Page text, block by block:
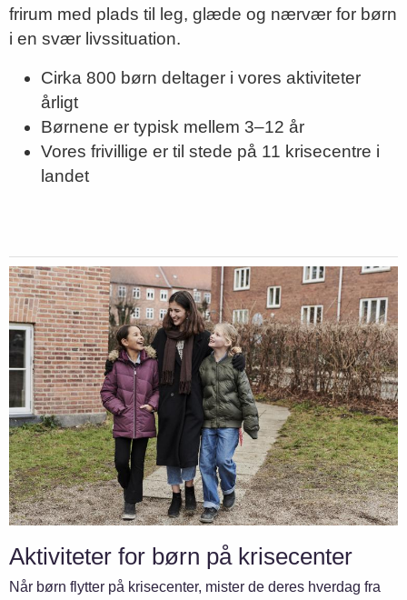
frirum med plads til leg, glæde og nærvær for børn
i en svær livssituation.
Cirka 800 børn deltager i vores aktiviteter
årligt
Børnene er typisk mellem 3–12 år
Vores frivillige er til stede på 11 krisecentre i
landet
Aktiviteter for børn på krisecenter
Når børn flytter på krisecenter, mister de deres hverdag fra